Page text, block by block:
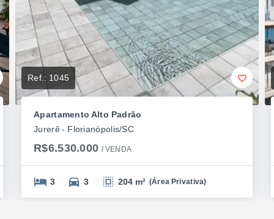
Ref.: 1045
Apartamento Alto Padrão
Jurerê - Florianópolis/SC
R$6.530.000 / VENDA
3 3 204 m² (Área Privativa)